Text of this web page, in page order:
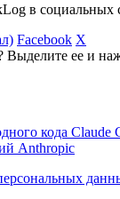
в социальных
Facebook X
Выделите ее и
кода Claude
Anthropic